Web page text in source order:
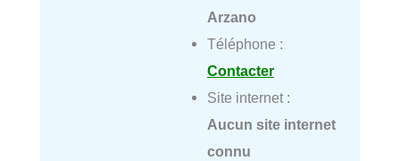
Arzano
Téléphone :
Contacter
Site internet :
Aucun site internet
connu